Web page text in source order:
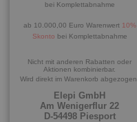
bei Komplettabnahme
ab 10.000,00 Euro Warenwert 10%
Skonto bei Komplettabnahme
Nicht mit anderen Rabatten oder
Aktionen kombinierbar.
Wird direkt im Warenkorb abgezogen.
Elepi GmbH
Am Wenigerflur 22
D-54498 Piesport